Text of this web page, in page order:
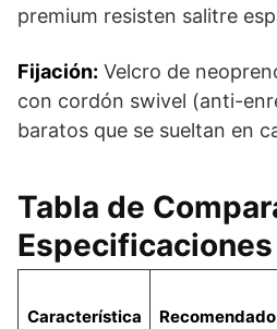
premium resisten salitre
Fijación: Velcro de
con cordón swivel (anti-
baratos que se sueltan en
Tabla de
Especificaciones
Característica Recomendado